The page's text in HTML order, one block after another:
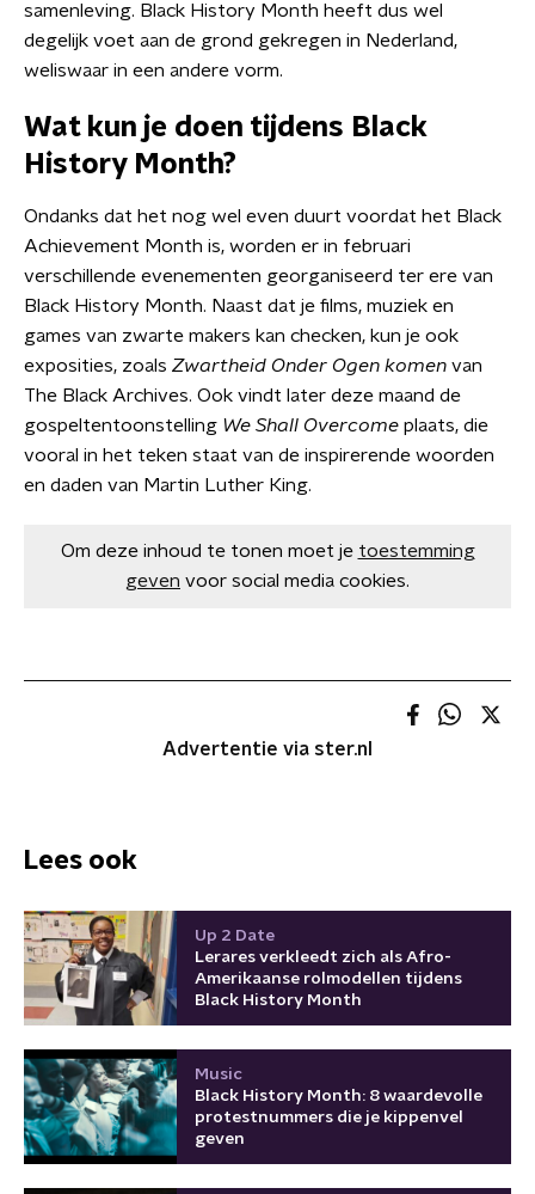
samenleving. Black History Month heeft dus wel
degelijk voet aan de grond gekregen in Nederland,
weliswaar in een andere vorm.
Wat kun je doen tijdens Black
History Month?
Ondanks dat het nog wel even duurt voordat het Black
Achievement Month is, worden er in februari
verschillende evenementen georganiseerd ter ere van
Black History Month. Naast dat je films, muziek en
games van zwarte makers kan checken, kun je ook
exposities, zoals Zwartheid Onder Ogen komen van
The Black Archives. Ook vindt later deze maand de
gospeltentoonstelling We Shall Overcome plaats, die
vooral in het teken staat van de inspirerende woorden
en daden van Martin Luther King.
Om deze inhoud te tonen moet je toestemming
geven voor social media cookies.
Advertentie via ster.nl
Lees ook
Up 2 Date
Lerares verkleedt zich als Afro-
Amerikaanse rolmodellen tijdens
Black History Month
Music
Black History Month: 8 waardevolle
protestnummers die je kippenvel
geven